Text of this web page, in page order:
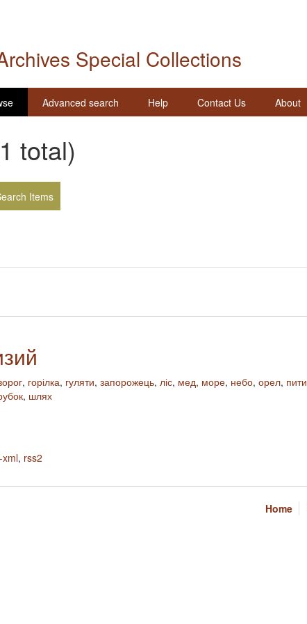
Special Collections
Advanced search Help Contact Us About
total)
Items
, горілка, гуляти, запорожець, ліс, мед, море, небо, орел, пити
, шлях
xml, rss2
Home